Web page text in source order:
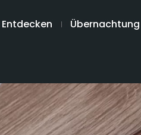
Entdecken Übernachtung